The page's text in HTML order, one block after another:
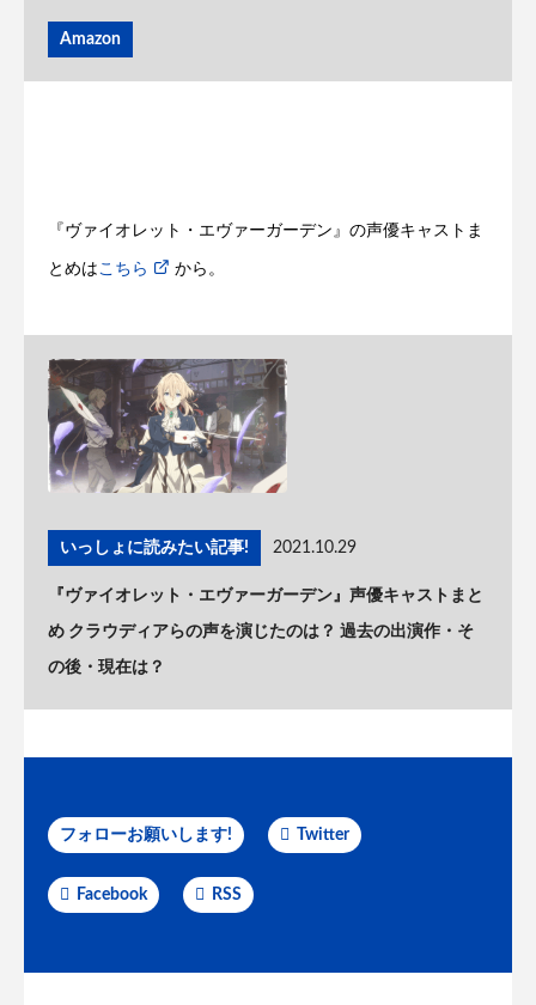
Amazon
『ヴァイオレット・エヴァーガーデン』の声優キャストま
とめはこちら から。
いっしょに読みたい記事! 2021.10.29
『ヴァイオレット・エヴァーガーデン』声優キャストまと
め クラウディアらの声を演じたのは？ 過去の出演作・そ
の後・現在は？
フォローお願いします! Twitter
Facebook RSS